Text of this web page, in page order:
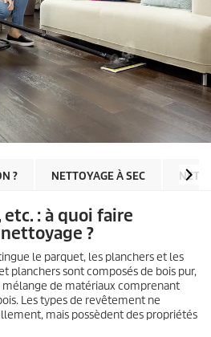
? NETTOYAGE À SEC
: à quoi faire
?
le parquet, les planchers et les
planchers sont composés de bois pur,
de matériaux comprenant
Les types de revêtement ne
mais possèdent des propriétés